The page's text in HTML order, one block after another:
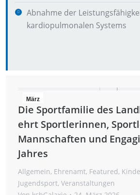
Abnahme der
kardiopulmonalen Systems
März
24
2026
Die Sportfamilie des
ehrt Sportlerinnen,
Mannschaften und
Jahres
Allgemein, Ehrenamt, Featured,
Jugendsport, Veranstaltungen